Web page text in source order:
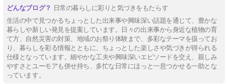
日常の暮らしに彩りと気づきをもたらす
生活の中で見つかるちょっとした出来事や興味深い話題を通じて、豊かな
暮らしや新しい発見を提案しています。日々の出来事から身近な植物の育
て方、自然災害の対策、地域のお祭り体験まで、多彩なテーマを扱ってお
り、暮らしを彩る情報とともに、ちょっとした楽しさや気づきが得られる
仕様となっています。細やかな工夫や興味深いエピソードを交え、親しみ
やすさとユーモアも併せ持ち、多忙な日常にほっと一息つかせる一助とな
っています。